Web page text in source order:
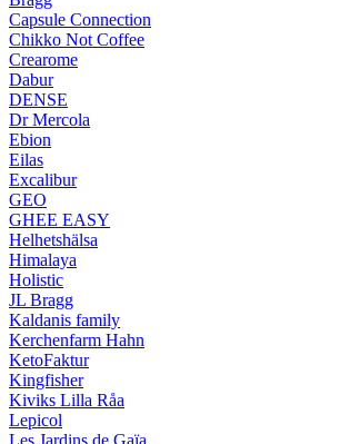
Capsule Connection
Chikko Not Coffee
Crearome
Dabur
DENSE
Dr Mercola
Ebion
Eilas
Excalibur
GEO
GHEE EASY
Helhetshälsa
Himalaya
Holistic
JL Bragg
Kaldanis family
Kerchenfarm Hahn
KetoFaktur
Kingfisher
Kiviks Lilla Råa
Lepicol
Les Jardins de Gaïa